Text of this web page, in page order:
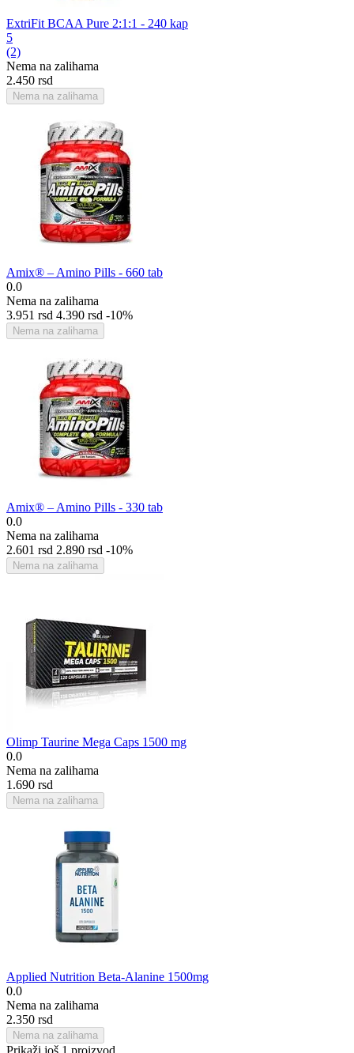
ExtriFit BCAA Pure 2:1:1 - 240 kap
5
(2)
Nema na zalihama
2.450 rsd
Nema na zalihama
Amix® – Amino Pills - 660 tab
0.0
Nema na zalihama
3.951 rsd 4.390 rsd -10%
Nema na zalihama
Amix® – Amino Pills - 330 tab
0.0
Nema na zalihama
2.601 rsd 2.890 rsd -10%
Nema na zalihama
Olimp Taurine Mega Caps 1500 mg
0.0
Nema na zalihama
1.690 rsd
Nema na zalihama
Applied Nutrition Beta-Alanine 1500mg
0.0
Nema na zalihama
2.350 rsd
Nema na zalihama
Prikaži još 1 proizvod